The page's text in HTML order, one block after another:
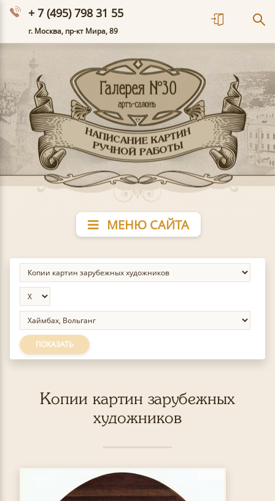
+ 7 (495) 798 31 55
г. Москва, пр-кт Мира, 89
МЕНЮ САЙТА
ПОКАЗАТЬ
Копии картин зарубежных
художников